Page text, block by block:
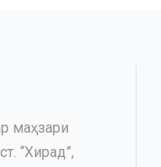
маҳзари
“Хирад”,